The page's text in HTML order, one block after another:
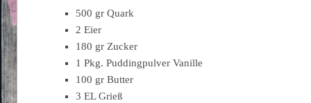
500 gr Quark
2 Eier
180 gr Zucker
1 Pkg. Puddingpulver Vanille
100 gr Butter
3 EL Grieß